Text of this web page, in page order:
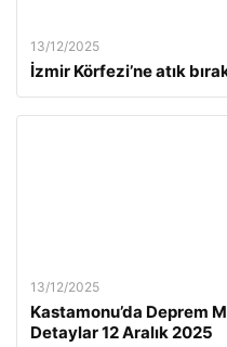
13/12/2025
İzmir Körfezi’ne atık
13/12/2025
Kastamonu’da Deprem
Detaylar 12 Aralık 2025